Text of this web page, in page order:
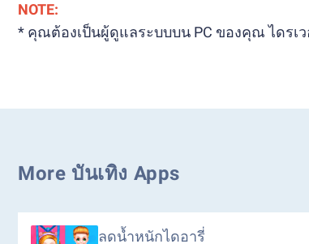
NOTE:
* คุณต้องเป็นผู้ดูแลระบบบน PC ของคุณ ไดรเ
More บันเทิง Apps
ลดน้ำหนักไดอารี่